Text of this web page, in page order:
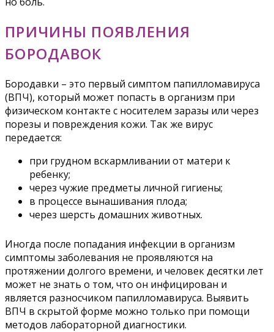
ПРИЧИНЫ ПОЯВЛЕНИЯ
БОРОДАВОК
Бородавки – это первый симптом папилломавируса
(ВПЧ), который может попасть в организм при
физическом контакте с носителем заразы или через
порезы и повреждения кожи. Так же вирус
передается:
при грудном вскармливании от матери к
ребенку;
через чужие предметы личной гигиены;
в процессе вынашивания плода;
через шерсть домашних животных.
Иногда после попадания инфекции в организм
симптомы заболевания не проявляются на
протяжении долгого времени, и человек десятки лет
может не знать о том, что он инфицирован и
является разносчиком папилломавируса. Выявить
ВПЧ в скрытой форме можно только при помощи
методов лабораторной диагностики.